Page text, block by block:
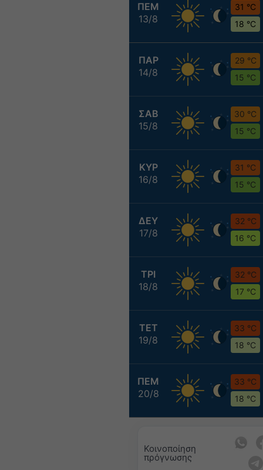
ΠΕΜ
13/8
31 °C
18 °C
ΠΑΡ
14/8
29 °C
15 °C
ΣΑΒ
15/8
30 °C
15 °C
ΚΥΡ
16/8
31 °C
15 °C
ΔΕΥ
17/8
32 °C
16 °C
ΤΡΙ
18/8
32 °C
17 °C
ΤΕΤ
19/8
33 °C
18 °C
ΠΕΜ
20/8
33 °C
18 °C
Κοινοποίηση
πρόγνωσης